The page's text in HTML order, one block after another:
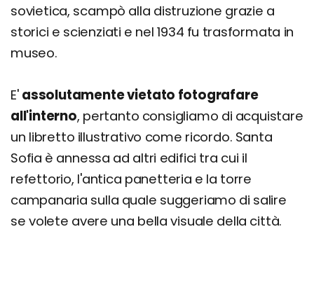
sovietica, scampò alla distruzione grazie a
storici e scienziati e nel 1934 fu trasformata in
museo.
E' assolutamente vietato fotografare
all'interno, pertanto consigliamo di acquistare
un libretto illustrativo come ricordo. Santa
Sofia è annessa ad altri edifici tra cui il
refettorio, l'antica panetteria e la torre
campanaria sulla quale suggeriamo di salire
se volete avere una bella visuale della città.